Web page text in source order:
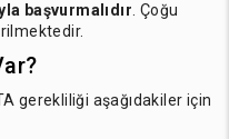
başvurmalıdır. Çoğu
gerekliliği aşağıdakiler için